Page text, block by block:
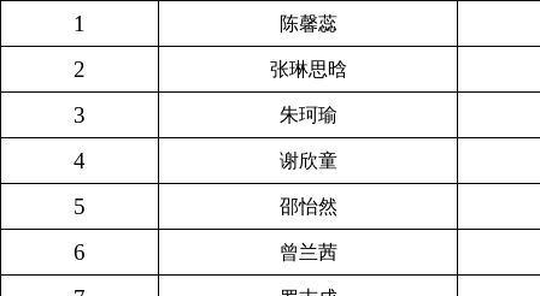
1
陈馨蕊
2 张琳思晗
3 朱珂瑜
4 谢欣童
5 邵怡然
6 曾兰茜